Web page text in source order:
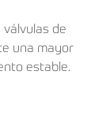
válvulas de
una mayor
estable.